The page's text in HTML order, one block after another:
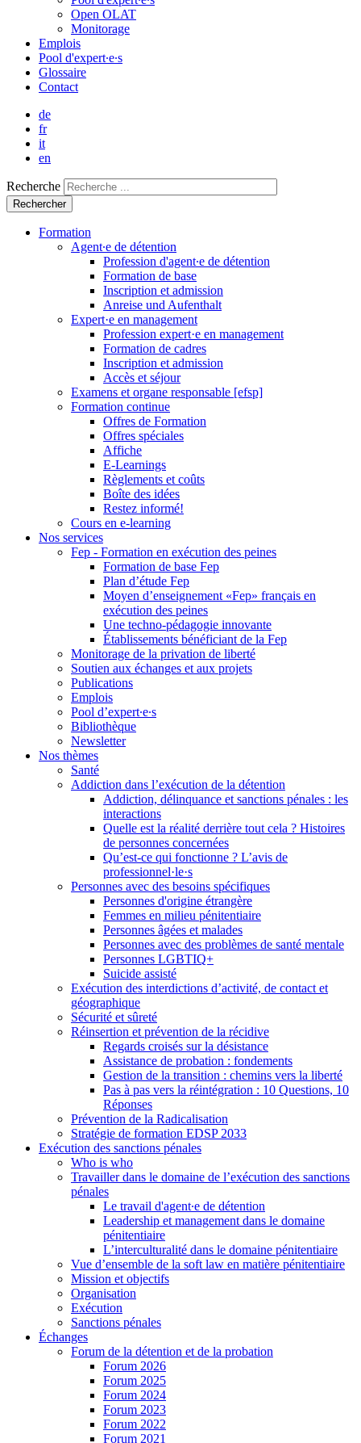
Open OLAT
Monitorage
Emplois
Pool d'expert∙e∙s
Glossaire
Contact
de
fr
it
en
Recherche
Formation
Agent∙e de détention
Profession d'agent∙e de détention
Formation de base
Inscription et admission
Anreise und Aufenthalt
Expert·e en management
Profession expert·e en management
Formation de cadres
Inscription et admission
Accès et séjour
Examens et organe responsable [efsp]
Formation continue
Offres de Formation
Offres spéciales
Affiche
E-Learnings
Règlements et coûts
Boîte des idées
Restez informé!
Cours en e-learning
Nos services
Fep - Formation en exécution des peines
Formation de base Fep
Plan d’étude Fep
Moyen d’enseignement «Fep» français en
exécution des peines
Une techno-pédagogie innovante
Établissements bénéficiant de la Fep
Monitorage de la privation de liberté
Soutien aux échanges et aux projets
Publications
Emplois
Pool d’expert∙e∙s
Bibliothèque
Newsletter
Nos thèmes
Santé
Addiction dans l’exécution de la détention
Addiction, délinquance et sanctions pénales : les
interactions
Quelle est la réalité derrière tout cela ? Histoires
de personnes concernées
Qu’est-ce qui fonctionne ? L’avis de
professionnel·le·s
Personnes avec des besoins spécifiques
Personnes d'origine étrangère
Femmes en milieu pénitentiaire
Personnes âgées et malades
Personnes avec des problèmes de santé mentale
Personnes LGBTIQ+
Suicide assisté
Exécution des interdictions d’activité, de contact et
géographique
Sécurité et sûreté
Réinsertion et prévention de la récidive
Regards croisés sur la désistance
Assistance de probation : fondements
Gestion de la transition : chemins vers la liberté
Pas à pas vers la réintégration : 10 Questions, 10
Réponses
Prévention de la Radicalisation
Stratégie de formation EDSP 2033
Exécution des sanctions pénales
Who is who
Travailler dans le domaine de l’exécution des sanctions
pénales
Le travail d'agent∙e de détention
Leadership et management dans le domaine
pénitentiaire
L’interculturalité dans le domaine pénitentiaire
Vue d’ensemble de la soft law en matière pénitentiaire
Mission et objectifs
Organisation
Exécution
Sanctions pénales
Échanges
Forum de la détention et de la probation
Forum 2026
Forum 2025
Forum 2024
Forum 2023
Forum 2022
Forum 2021